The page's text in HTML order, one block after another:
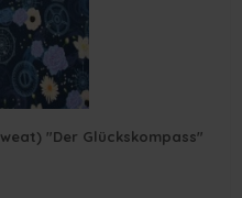
"Der Glückskompass"